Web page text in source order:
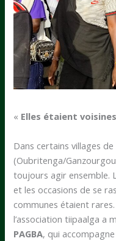
« Elles étaient
Dans certains villages
(Oubritenga/
toujours agir ensemble.
et les occasions de se
communes étaient
l’association tiipaalga a
PAGBA, qui